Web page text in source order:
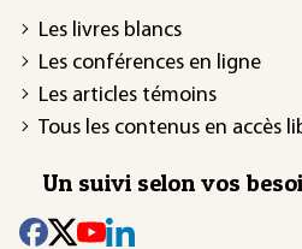
Les livres blancs
Les conférences en ligne
Les articles témoins
Tous les contenus en accès
Un suivi selon vos